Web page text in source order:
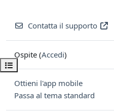
Apri indice del corso
Contatta il supporto
Ospite (Accedi)
Ottieni l'app mobile
Passa al tema standard